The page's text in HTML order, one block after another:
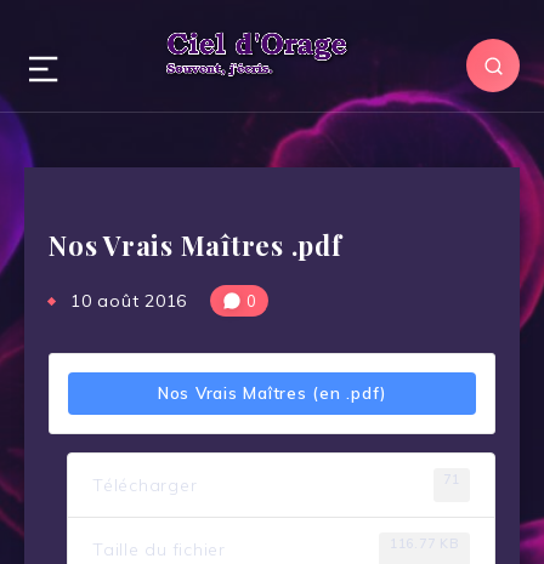
Nos Vrais Maîtres .pdf
10 août 2016 0
Nos Vrais Maîtres (en .pdf)
Télécharger 71
Taille du fichier 116.77 KB